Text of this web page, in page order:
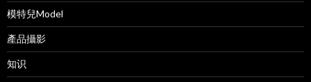
模特兒Model
產品攝影
知识